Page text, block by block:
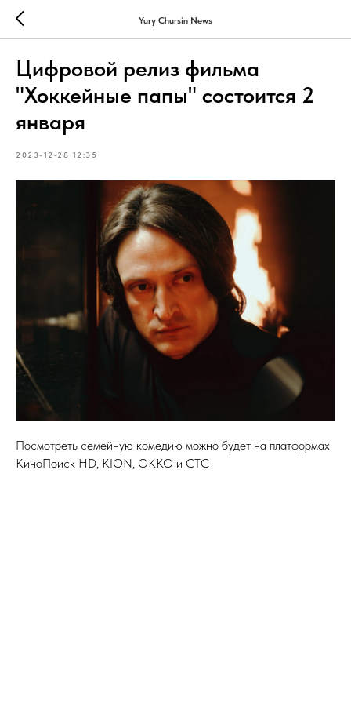
Yury Chursin News
Цифровой релиз фильма
"Хоккейные папы" состоится 2
января
2023-12-28 12:35
Посмотреть семейную комедию можно будет на платформах
КиноПоиск HD, KION, OKKO и СТС